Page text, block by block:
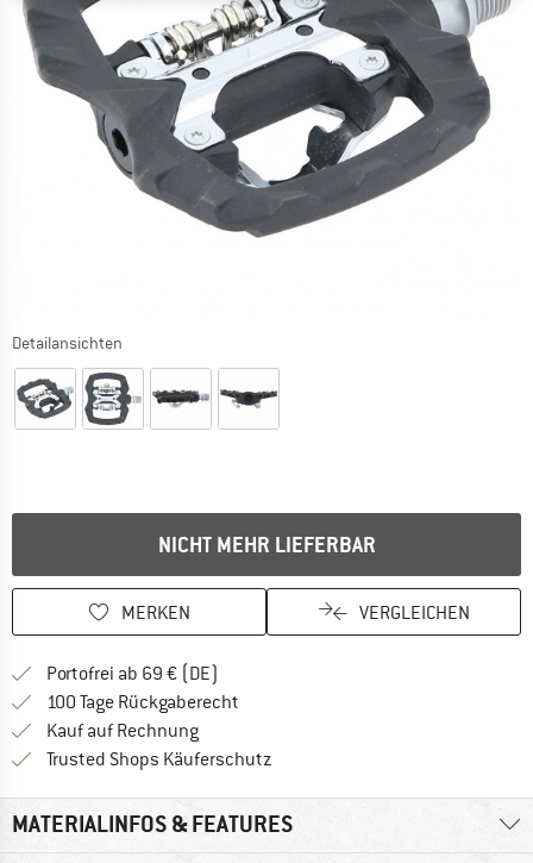
Detailansichten
NICHT MEHR LIEFERBAR
MERKEN VERGLEICHEN
Portofrei ab 69 € (DE)
100 Tage Rückgaberecht
Kauf auf RechnungFinde die Zahlungs-Infos hier! Öffnet
Trusted Shops Käuferschutz
MATERIALINFOS & FEATURES